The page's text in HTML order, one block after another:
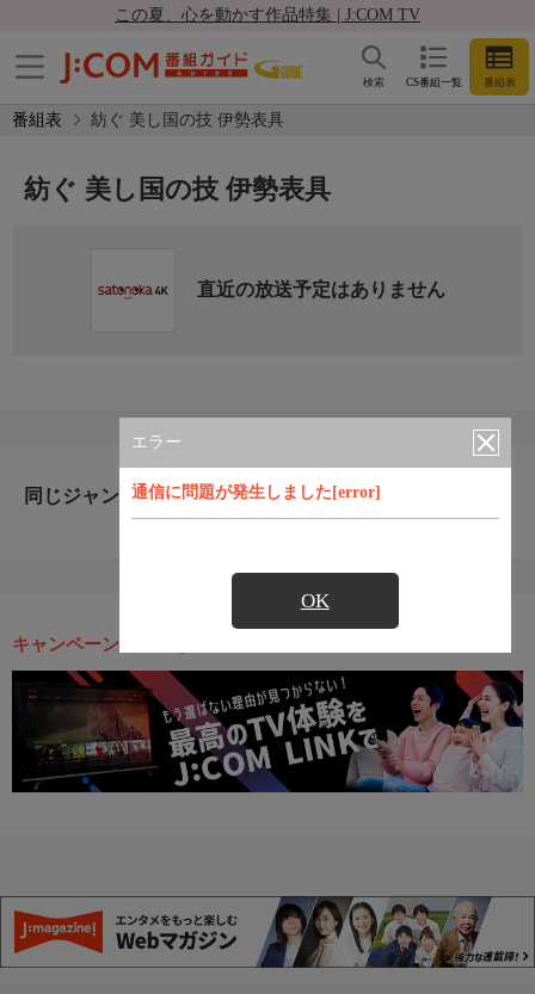
この夏、心を動かす作品特集 | J:COM TV
CS番組一覧 番組表
検索
番組表 紡ぐ 美し国の技 伊勢表具
エラー
通信に問題が発生しました[error]
OK
紡ぐ 美し国の技 伊勢表具
直近の放送予定はありません
同じジャンルのおすすめ番組
キャンペーン・お得な情報